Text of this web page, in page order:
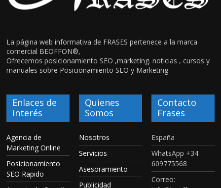
La página web informativa de FRASES pertenece a la marca
comercial BEOFFON®,
Ofrecemos posicionamiento SEO ,marketing. noticias , cursos y
manuales sobre Posicionamiento SEO y Marketing
Enlaces de
interés
Agencia de
Marketing Online
Posicionamiento
SEO Rapido
Quienes
Somos
Nosotros
Servicios
Asesoramiento
Publicidad
Contacto
Frases
España
WhatsApp +34
609775568
Correo: